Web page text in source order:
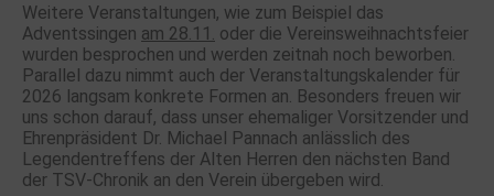
Weitere Veranstaltungen, wie zum Beispiel das
Adventssingen am 28.11. oder die Vereinsweihnachtsfeier
wurden besprochen und werden zeitnah noch beworben.
Parallel dazu nimmt auch der Veranstaltungskalender für
2026 langsam konkrete Formen an. Besonders freuen wir
uns schon darauf, dass unser ehemaliger Vorsitzender und
Ehrenpräsident Dr. Michael Pannach anlässlich des
Legendentreffens der Alten Herren den nächsten Band
der TSV-Chronik an den Verein übergeben wird.